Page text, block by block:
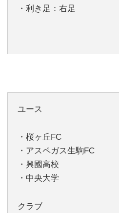
・利き足：右足
ユース
・桜ヶ丘FC
・アスペガス生駒FC
・興國高校
・中央大学
クラブ